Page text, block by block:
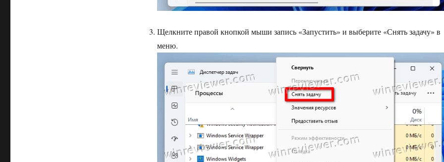
Щелкните правой кнопкой мыши запись «Запустить» и выберите «Снять задачу» в
меню.